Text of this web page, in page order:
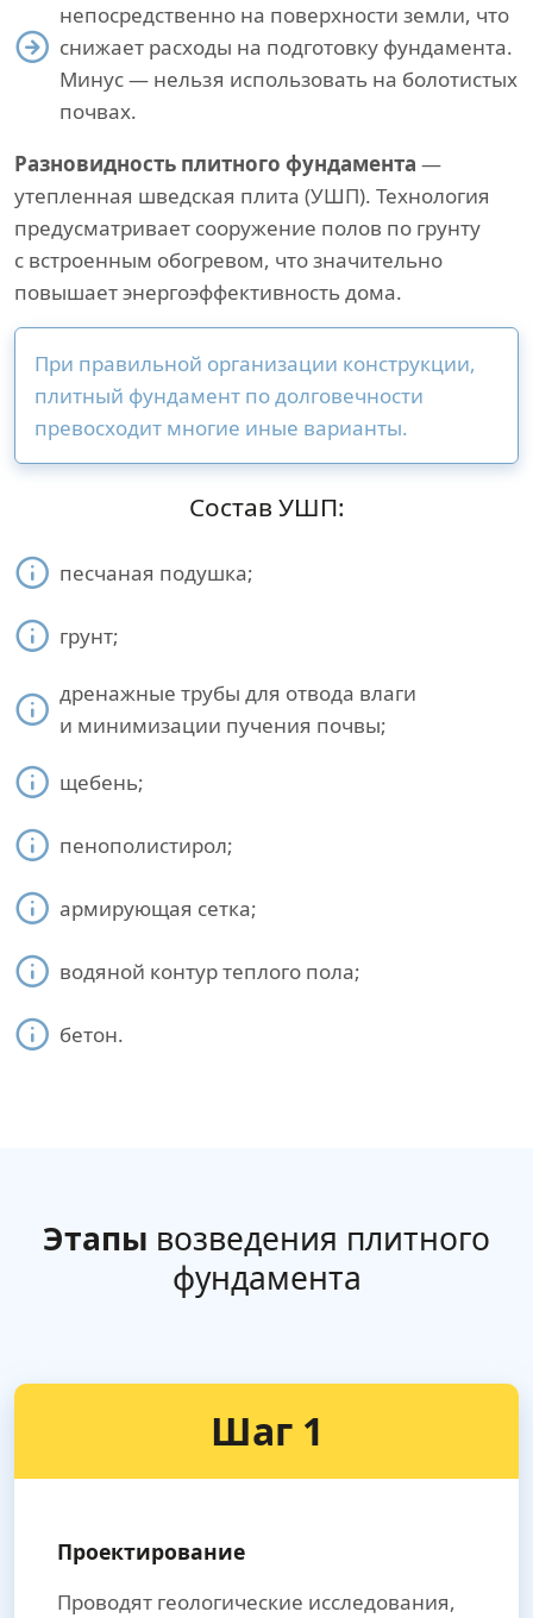
непосредственно на поверхности земли, что
снижает расходы на подготовку фундамента.
Минус — нельзя использовать на болотистых
почвах.
Разновидность плитного фундамента —
утепленная шведская плита (УШП). Технология
предусматривает сооружение полов по грунту
с встроенным обогревом, что значительно
повышает энергоэффективность дома.
При правильной организации конструкции,
плитный фундамент по долговечности
превосходит многие иные варианты.
Состав УШП:
песчаная подушка;
грунт;
дренажные трубы для отвода влаги
и минимизации пучения почвы;
щебень;
пенополистирол;
армирующая сетка;
водяной контур теплого пола;
бетон.
Этапы возведения плитного
фундамента
Шаг 1
Проектирование
Проводят геологические исследования,